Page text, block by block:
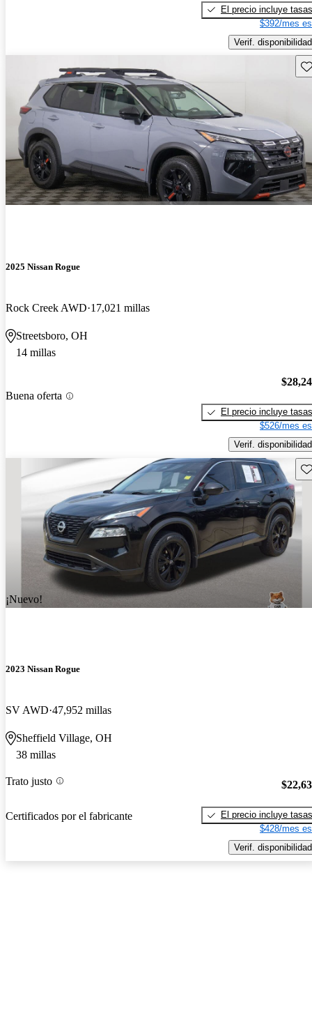
El precio incluye tasas
$392/mes
Verif. disponibilidad
2025 Nissan Rogue
Rock Creek AWD 17,021 millas
Streetsboro, OH
14 millas
Buena oferta
El precio incluye tasas
$526/mes
Verif. disponibilidad
¡Nuevo!
2023 Nissan Rogue
SV AWD 47,952 millas
Sheffield Village, OH
38 millas
Trato justo
Certificados por el fabricante
El precio incluye tasas
$428/mes
Verif. disponibilidad